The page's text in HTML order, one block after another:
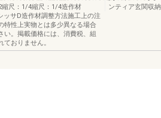
縮尺：1/4縮尺：1/4造作材
サD造作材調整方法施工上の注
特性上実物とは多少異なる場合
い。掲載価格には、消費税、組
おりません。
ンティア玄関収